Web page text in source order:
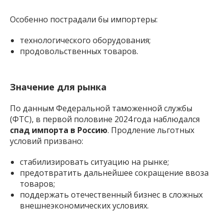
Особенно пострадали бы импортеры:
технологического оборудования;
продовольственных товаров.
Значение для рынка
По данным Федеральной таможенной службы
(ФТС), в первой половине 2024 года наблюдался
спад импорта в Россию. Продление льготных
условий призвано:
стабилизировать ситуацию на рынке;
предотвратить дальнейшее сокращение ввоза
товаров;
поддержать отечественный бизнес в сложных
внешнеэкономических условиях.